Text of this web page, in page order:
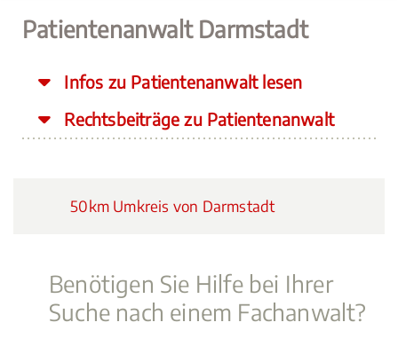
Patientenanwalt Darmstadt
Infos zu Patientenanwalt lesen
Rechtsbeiträge zu Patientenanwalt
50km Umkreis von Darmstadt
Benötigen Sie Hilfe bei Ihrer
Suche nach einem Fachanwalt?